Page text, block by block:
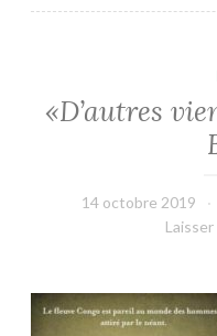
«D’autres
14 octobre 2019